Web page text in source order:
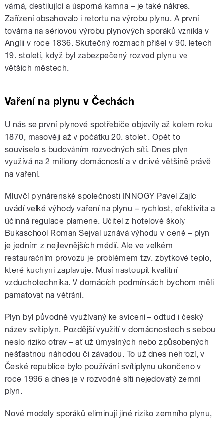
várná, destilující a úsporná kamna – je také nákres.
Zařízení obsahovalo i retortu na výrobu plynu. A první
továrna na sériovou výrobu plynových sporáků vznikla v
Anglii v roce 1836. Skutečný rozmach přišel v 90. letech
19. století, když byl zabezpečený rozvod plynu ve
větších městech.
Vaření na plynu v Čechách
U nás se první plynové spotřebiče objevily až kolem roku
1870, masověji až v počátku 20. století. Opět to
souviselo s budováním rozvodných sítí. Dnes plyn
využívá na 2 miliony domácností a v drtivé většině právě
na vaření.
Mluvčí plynárenské společnosti INNOGY Pavel Zajíc
uvádí velké výhody vaření na plynu – rychlost, efektivita a
účinná regulace plamene. Učitel z hotelové školy
Bukaschool Roman Sejval uznává výhodu v ceně – plyn
je jedním z nejlevnějších médií. Ale ve velkém
restauračním provozu je problémem tzv. zbytkové teplo,
které kuchyni zaplavuje. Musí nastoupit kvalitní
vzduchotechnika. V domácích podmínkách bychom měli
pamatovat na větrání.
Plyn byl původně využívaný ke svícení – odtud i český
název svítiplyn. Pozdější využití v domácnostech s sebou
neslo riziko otrav – ať už úmyslných nebo způsobených
nešťastnou náhodou či závadou. To už dnes nehrozí, v
České republice bylo používání svítiplynu ukončeno v
roce 1996 a dnes je v rozvodné síti nejedovatý zemní
plyn.
Nové modely sporáků eliminují jiné riziko zemního plynu,